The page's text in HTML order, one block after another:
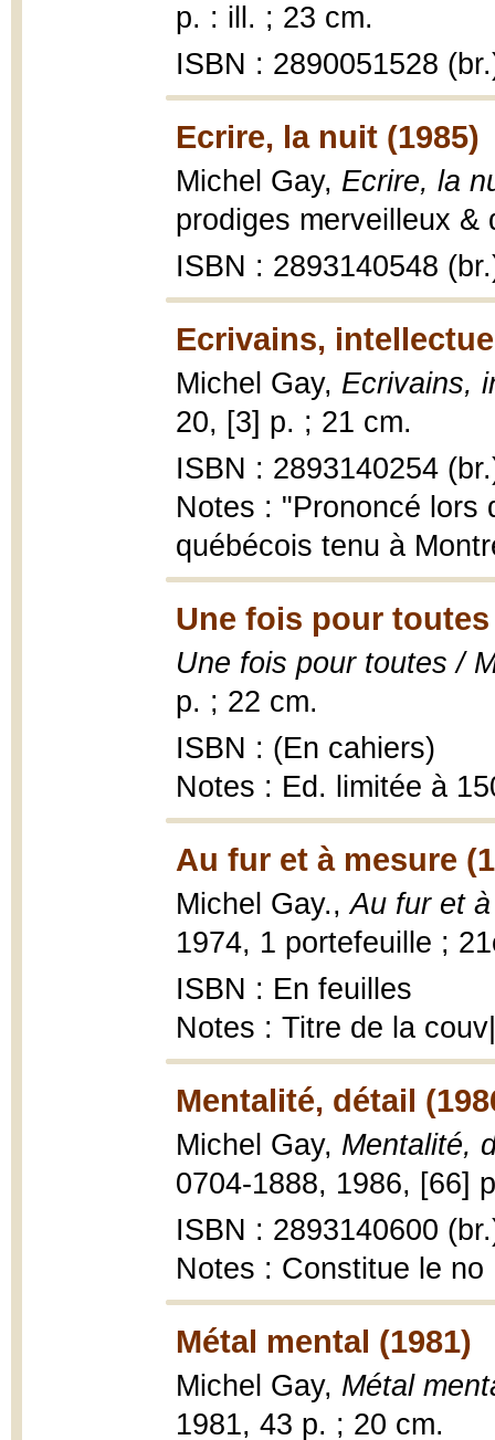
p. : ill. ; 23 cm.
ISBN : 2890051528
Ecrire, la nuit (1985)
Michel Gay, Ecrire, la
prodiges merveilleux
ISBN : 2893140548
Ecrivains,
Michel Gay, Ecrivains,
20, [3] p. ; 21 cm.
ISBN : 2893140254
Notes : "Prononcé lors
québécois tenu à
Une fois pour toutes
Une fois pour toutes /
p. ; 22 cm.
ISBN : (En cahiers)
Notes : Ed. limitée à
Au fur et à mesure
Michel Gay.,Au fur et
1974, 1 portefeuille ;
ISBN : En feuilles
Notes : Titre de la
Mentalité, détail
Michel Gay, Mentalité,
0704-1888, 1986, [66]
ISBN : 2893140600
Notes : Constitue le
Métal mental (1981)
Michel Gay, Métal
1981, 43 p. ; 20 cm.